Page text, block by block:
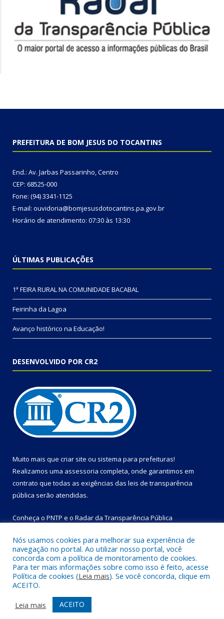
PREFEITURA DE BOM JESUS DO TOCANTINS
End.: Av. Jarbas Passarinho, Centro
CEP: 68525-000
Fone: (94) 3341-1125
E-mail: ouvidoria@bomjesusdotocantins.pa.gov.br
Horário de atendimento: 07:30 às 13:30
ÚLTIMAS PUBLICAÇÕES
1ª FEIRA RURAL NA COMUNIDADE BACABAL
Feirinha da Lagoa
Avanço histórico na Educação!
DESENVOLVIDO POR CR2
Muito mais que criar site ou sistema para prefeituras!
Realizamos uma assessoria completa, onde garantimos em
contrato que todas as exigências das leis de transparência
pública serão atendidas.
Conheça o PNTP e o Radar da Transparência Pública
Todos os direitos reservados a Prefeitura Municipal de Bom
Jesus do Tocantins.
Mapa do Site
Acessar Área Administrativa
Acessar Webmail
Nós usamos cookies para melhorar sua experiência de
navegação no portal. Ao utilizar nosso portal, você
concorda com a política de monitoramento de cookies.
Para ter mais informações sobre como isso é feito, acesse
Política de cookies (Leia mais). Se você concorda, clique em
ACEITO.
Leia mais
ACEITO